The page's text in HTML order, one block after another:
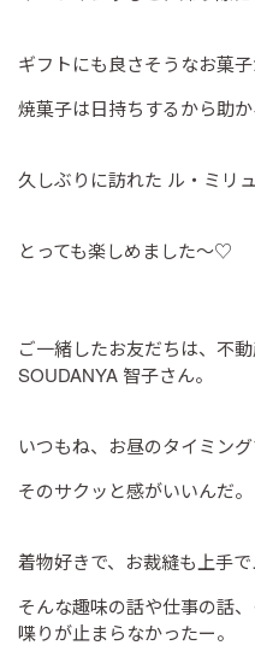
ギフトにも良さそうなお菓子
焼菓子は日持ちするから助か
久しぶりに訪れた ル・ミリ
とっても楽しめました～♡
ご一緒したお友だちは、不
SOUDANYA 智子さん。
いつもね、お昼のタイミン
そのサクッと感がいいんだ。
着物好きで、お裁縫も上手
そんな趣味の話や仕事の話
喋りが止まらなかったー。